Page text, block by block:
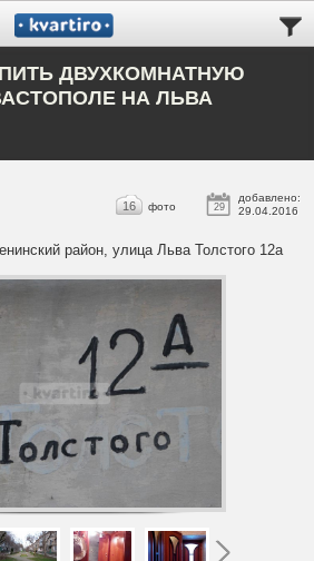
ДВУХКОМНАТНУЮ
НА ЛЬВА
29
добавлено:
29.04.2016
16 фото
район, улица Льва Толстого 12а